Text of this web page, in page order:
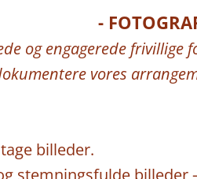
📷 -
og engagerede
vores
billeder.
stemningsfulde